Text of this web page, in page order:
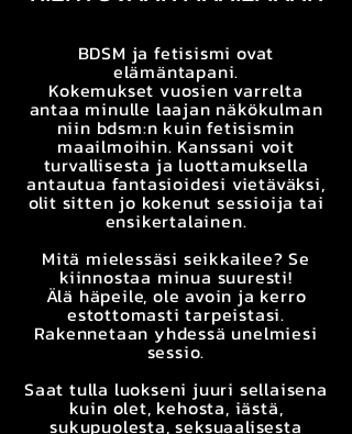
BDSM ja fetisismi ovat
elämäntapani.
Kokemukset vuosien varrelta
antaa minulle laajan näkökulman
niin bdsm:n kuin fetisismin
maailmoihin. Kanssani voit
turvallisesta ja luottamuksella
antautua fantasioidesi vietäväksi,
olit sitten jo kokenut sessioija tai
ensikertalainen.
Mitä mielessäsi seikkailee? Se
kiinnostaa minua suuresti!
Älä häpeile, ole avoin ja kerro
estottomasti tarpeistasi.
Rakennetaan yhdessä unelmiesi
sessio.
Saat tulla luokseni juuri sellaisena
kuin olet, kehosta, iästä,
sukupuolesta, seksuaalisesta